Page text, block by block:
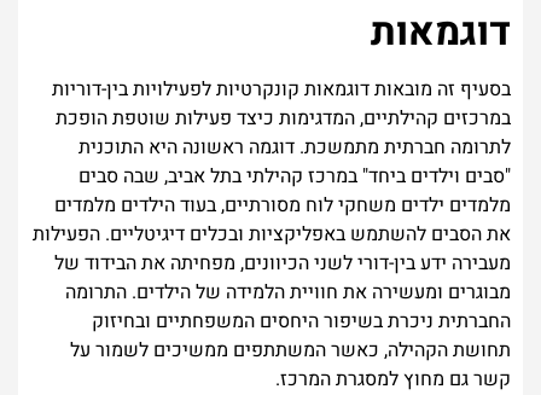
דוגמאות
בסעיף זה מובאות דוגמאות קונקרטיות לפעילויות בין-דוריות
במרכזים קהילתיים, המדגימות כיצד פעילות שוטפת הופכת
לתרומה חברתית מתמשכת. דוגמה ראשונה היא התוכנית
"סבים וילדים ביחד" במרכז קהילתי בתל אביב, שבה סבים
מלמדים ילדים משחקי לוח מסורתיים, בעוד הילדים מלמדים
את הסבים להשתמש באפליקציות ובכלים דיגיטליים. הפעילות
מעבירה ידע בין-דורי לשני הכיוונים, מפחיתה את הבידוד של
מבוגרים ומעשירה את חוויית הלמידה של הילדים. התרומה
החברתית ניכרת בשיפור היחסים המשפחתיים ובחיזוק
תחושת הקהילה, כאשר המשתתפים ממשיכים לשמור על
קשר גם מחוץ למסגרת המרכז.